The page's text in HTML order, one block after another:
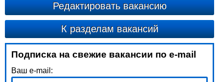
Редактировать вакансию
К разделам вакансий
Подписка на свежие вакансии по e-mail
Ваш e-mail: